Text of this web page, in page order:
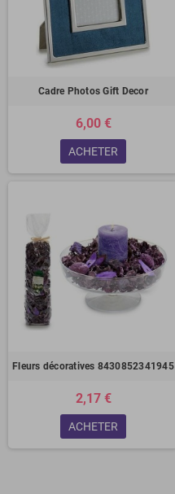
Cadre Photos Gift Decor
6,00 €
ACHETER
Fleurs décoratives 8430852341945
2,17 €
ACHETER